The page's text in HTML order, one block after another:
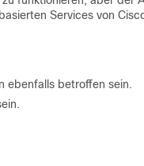
Services von
ebenfalls betroffen sein.